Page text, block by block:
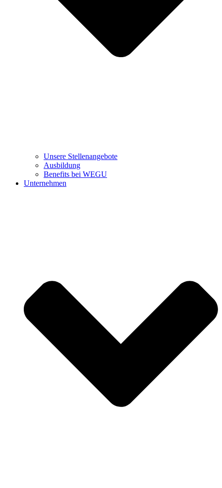
Unsere Stellenangebote
Ausbildung
Benefits bei WEGU
Unternehmen